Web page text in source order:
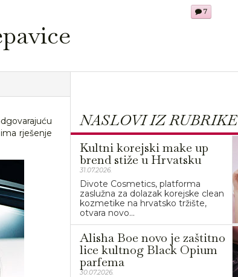
7
rješenje
NASLOVI IZ RUBRIKE
Kultni korejski make up
brend stiže u Hrvatsku
31.07.2026.
Divote Cosmetics, platforma
zaslužna za dolazak korejske clean
kozmetike na hrvatsko tržište,
otvara novo...
Alisha Boe novo je zaštitno
lice kultnog Black Opium
parfema
30.07.2026.